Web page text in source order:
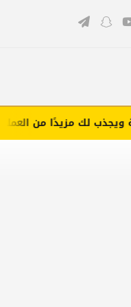
لك مزيدًا من العملاء